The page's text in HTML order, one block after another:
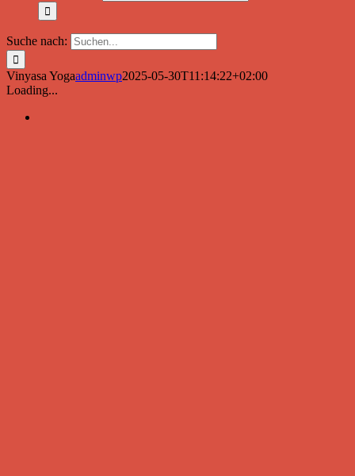
Suche nach:
Vinyasa Yogaadminwp2025-05-30T11:14:22+02:00
Loading...